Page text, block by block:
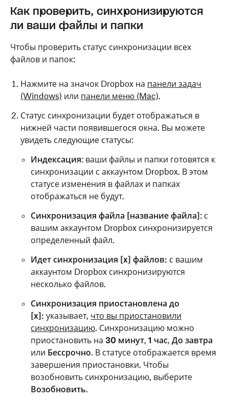
Как проверить, синхронизируются
ли ваши файлы и папки
Чтобы проверить статус синхронизации всех
файлов и папок:
Нажмите на значок Dropbox на панели задач
(Windows) или панели меню (Mac).
Статус синхронизации будет отображаться в
нижней части появившегося окна. Вы можете
увидеть следующие статусы:
Индексация: ваши файлы и папки готовятся к
синхронизации с аккаунтом Dropbox. В этом
статусе изменения в файлах и папках
отображаться не будут.
Синхронизация файла [название файла] : с
вашим аккаунтом Dropbox синхронизируется
определенный файл.
Идет синхронизация [x] файлов: с вашим
аккаунтом Dropbox синхронизируются
несколько файлов.
Синхронизация приостановлена до
[x]: указывает, что вы приостановили
синхронизацию. Синхронизацию можно
приостановить на 30 минут, 1 час, До завтра
или Бессрочно. В статусе отображается время
завершения приостановки. Чтобы
возобновить синхронизацию, выберите
Возобновить.